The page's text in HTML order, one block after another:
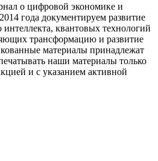
о цифровой экономике и
года документируем развитие
интеллекта, квантовых технологий
трансформацию и развитие
материалы принадлежат
наши материалы только
и с указанием активной